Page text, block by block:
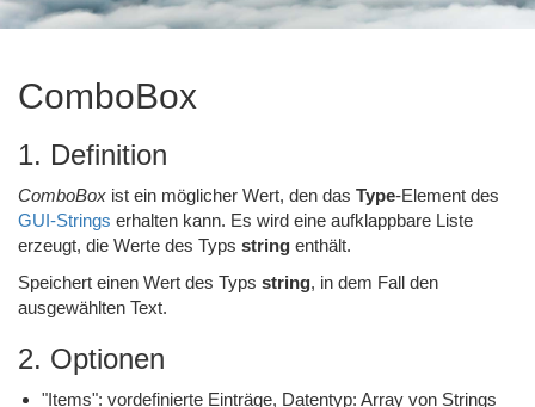
ComboBox
1. Definition
ComboBox ist ein möglicher Wert, den das Type-Element des
GUI-Strings erhalten kann. Es wird eine aufklappbare Liste
erzeugt, die Werte des Typs string enthält.
Speichert einen Wert des Typs string, in dem Fall den
ausgewählten Text.
2. Optionen
"Items": vordefinierte Einträge, Datentyp: Array von Strings